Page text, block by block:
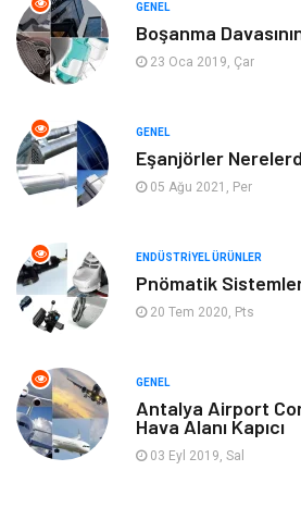
Emlak
Mobilya
Endüstriyel Ürünler
Aksesuar Bahçe
Ambalaj
Markalar
Telekomünikasyon Basın
GENEL
Boşanma
23 Oca 2019, Çar
GENEL
Eşanjörler
05 Ağu 2021, Per
ENDÜSTRIYEL ÜRÜNLER
Pnömatik
20 Tem 2020, Pts
GENEL
Antalya Airport
Hava Alanı Kapıcı
03 Eyl 2019, Sal